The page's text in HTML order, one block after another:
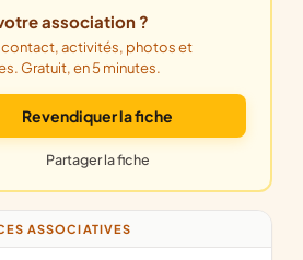
votre association ?
Gratuit, en 5 minutes.
Revendiquer la fiche
Partager la fiche
ASSOCIATIVES